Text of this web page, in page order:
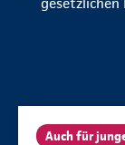
gesetzlichen
Auch für